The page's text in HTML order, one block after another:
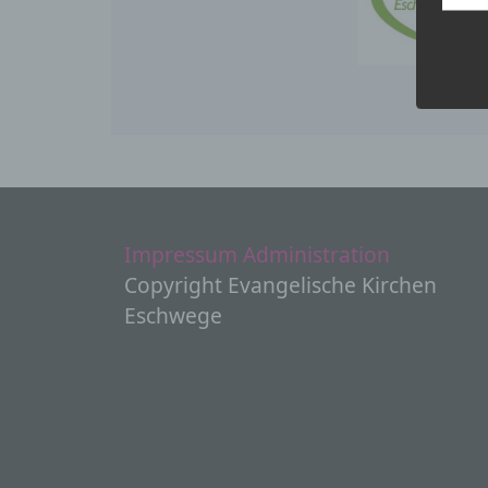
Impressum Administration
Copyright Evangelische Kirchen
Eschwege